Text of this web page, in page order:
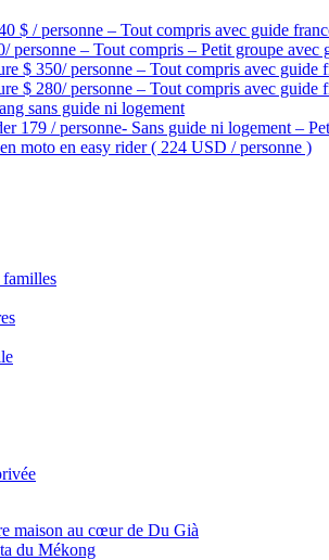
$ / personne – Tout compris avec guide
personne – Tout compris – Petit groupe avec
$ 350/ personne – Tout compris avec guide
$ 280/ personne – Tout compris avec guide
sans guide ni logement
179 / personne- Sans guide ni logement –
moto en easy rider ( 224 USD / personne )
familles
au cœur de Du Già
du Mékong